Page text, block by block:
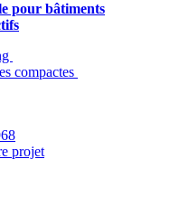
pour bâtiments
compactes
projet